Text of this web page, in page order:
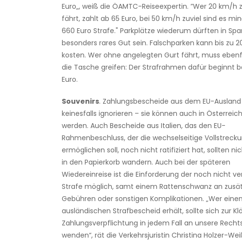
Euro„, weiß die ÖAMTC-Reiseexpertin. ”Wer 20 km/h
fährt, zahlt ab 65 Euro, bei 50 km/h zuviel sind es
660 Euro Strafe." Parkplätze wiederum dürften in
besonders rares Gut sein. Falschparken kann bis zu
kosten. Wer ohne angelegten Gurt fährt, muss
die Tasche greifen: Der Strafrahmen dafür beginnt
Euro.
Souvenirs. Zahlungsbescheide aus dem EU-
keinesfalls ignorieren – sie können auch in
werden. Auch Bescheide aus Italien, das den EU-
Rahmenbeschluss, der die wechselseitige
ermöglichen soll, noch nicht ratifiziert hat, sollten
in den Papierkorb wandern. Auch bei der späteren
Wiedereinreise ist die Einforderung der noch nicht
Strafe möglich, samt einem Rattenschwanz an
Gebühren oder sonstigen Komplikationen. „Wer einen
ausländischen Strafbescheid erhält, sollte sich zur
Zahlungsverpflichtung in jedem Fall an unsere
wenden“, rät die Verkehrsjuristin Christina Holzer-